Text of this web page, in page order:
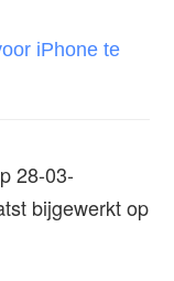
iPhone te
28-03-
bijgewerkt op